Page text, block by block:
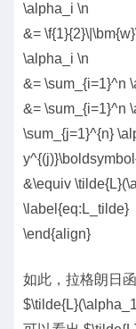
\alpha_i \n
&=
\alpha_i \n
&= \sum_{i=1}^n
&= \sum_{i=1}^n
\sum_{j=1}^{n}
&\equiv
\label{eq:L_tilde}
\end{align}
如此，拉格朗日